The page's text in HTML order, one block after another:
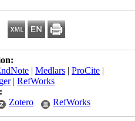
| Medlars | ProCite |
| RefWorks
Zotero RefWorks